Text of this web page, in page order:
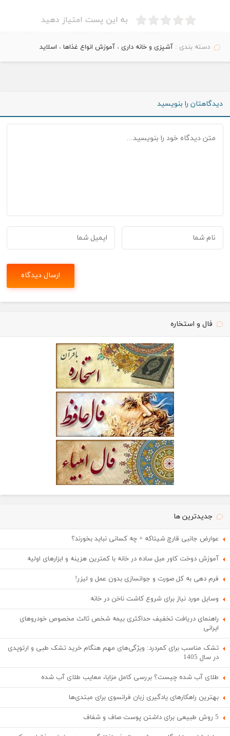
به این پست امتیاز دهید
دسته بندی :آشپزی و خانه داری ،آموزش انواع غذاها ، اسلاید
دیدگاهتان را بنویسید
فال و استخاره
جدیدترین ها
عوارض جانبی قارچ شیتاکه + چه کسانی نباید بخورند؟
آموزش دوخت کاور مبل ساده در خانه با کمترین هزینه و ابزارهای اولیه
فرم دهی به کل صورت و جوانسازی بدون عمل و لیزر!
وسایل مورد نیاز برای شروع کاشت ناخن در خانه
راهنمای دریافت تخفیف حداکثری بیمه شخص ثالث مخصوص خودروهای
ایرانی
تشک مناسب برای کمردرد: ویژگی‌های مهم هنگام خرید تشک طبی و ارتوپدی
در سال 1405
طلای آب شده چیست؟ بررسی کامل مزایا، معایب طلای آب شده
بهترین راهکارهای یادگیری زبان فرانسوی برای مبتدی‌ها
5 روش طبیعی برای داشتن پوست صاف و شفاف